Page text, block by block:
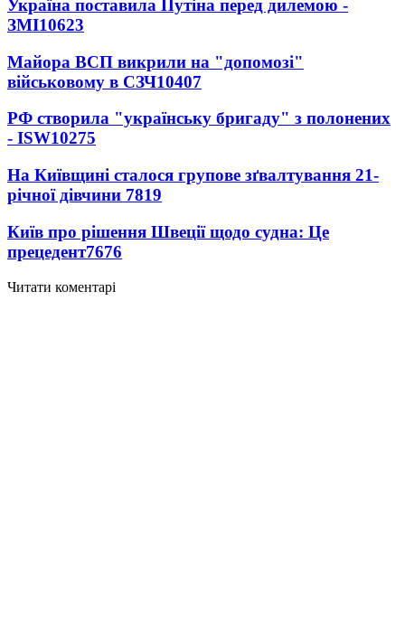
Україна поставила Путіна перед дилемою -
ЗМІ10623
Майора ВСП викрили на "допомозі"
військовому в СЗЧ10407
РФ створила "українську бригаду" з полонених
- ISW10275
На Київщині сталося групове зґвалтування 21-
річної дівчини 7819
Київ про рішення Швеції щодо судна: Це
прецедент7676
Читати коментарі